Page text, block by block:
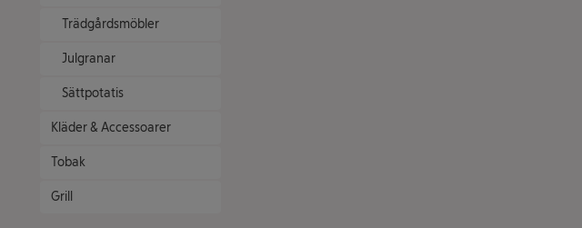
Trädgårdsmöbler
Julgranar
Sättpotatis
Kläder & Accessoarer
Tobak
Grill